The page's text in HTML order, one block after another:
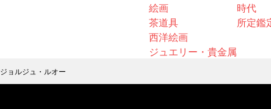
絵画
茶道具
西洋絵画
ジュエリー・貴金属
時代
所定鑑
ジョルジュ・ルオー